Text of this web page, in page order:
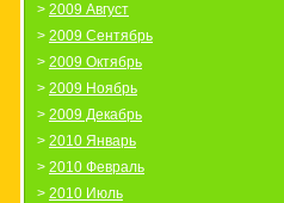
2009 Август
2009 Сентябрь
2009 Октябрь
2009 Ноябрь
2009 Декабрь
2010 Январь
2010 Февраль
2010 Июль